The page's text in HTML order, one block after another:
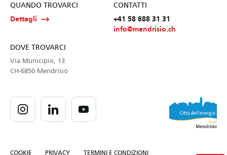
QUANDO TROVARCI
Dettagli
CONTATTI
+41 58 688 31 31
info@mendrisio.ch
DOVE TROVARCI
Via Municipio, 13
CH-6850 Mendrisio
COOKIE PRIVACY TERMINI E CONDIZIONI